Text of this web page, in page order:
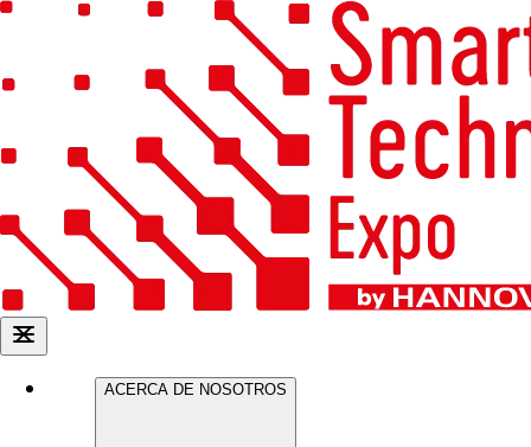
ACERCA DE NOSOTROS